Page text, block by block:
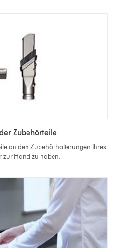
Zubehörteile
an den Zubehörhalterungen Ihres
zur Hand zu haben.